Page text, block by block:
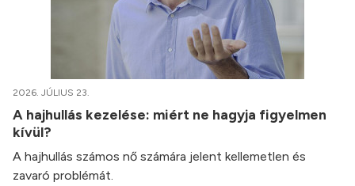
2026. JÚLIUS 23.
A hajhullás kezelése: miért ne hagyja figyelmen
kívül?
A hajhullás számos nő számára jelent kellemetlen és
zavaró problémát.